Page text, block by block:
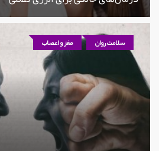
سلامت روان مغز و اعصاب